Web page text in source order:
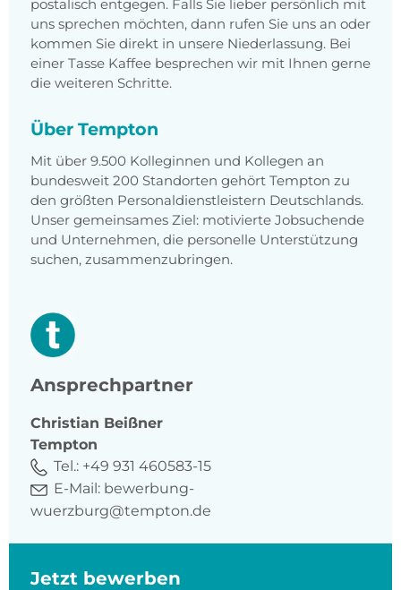
postalisch entgegen. Falls Sie lieber persönlich mit
uns sprechen möchten, dann rufen Sie uns an oder
kommen Sie direkt in unsere Niederlassung. Bei
einer Tasse Kaffee besprechen wir mit Ihnen gerne
die weiteren Schritte.
Über Tempton
Mit über 9.500 Kolleginnen und Kollegen an
bundesweit 200 Standorten gehört Tempton zu
den größten Personaldienstleistern Deutschlands.
Unser gemeinsames Ziel: motivierte Jobsuchende
und Unternehmen, die personelle Unterstützung
suchen, zusammenzubringen.
Ansprechpartner
Christian Beißner
Tempton
Tel.: +49 931 460583-15
E-Mail: bewerbung-
wuerzburg@tempton.de
Jetzt bewerben